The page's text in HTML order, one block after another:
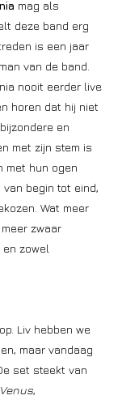
mag als
deze band erg
is een jaar
van de band.
nooit eerder live
horen dat hij niet
en
met zijn stem is
met hun ogen
begin tot eind,
Wat meer
zwaar
zowel
Liv hebben we
maar vandaag
set steekt van
Venus,